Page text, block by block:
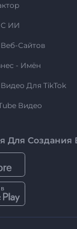
С ИИ
Сайтов
- Имён
Для TikTok
Видео
Для Создания